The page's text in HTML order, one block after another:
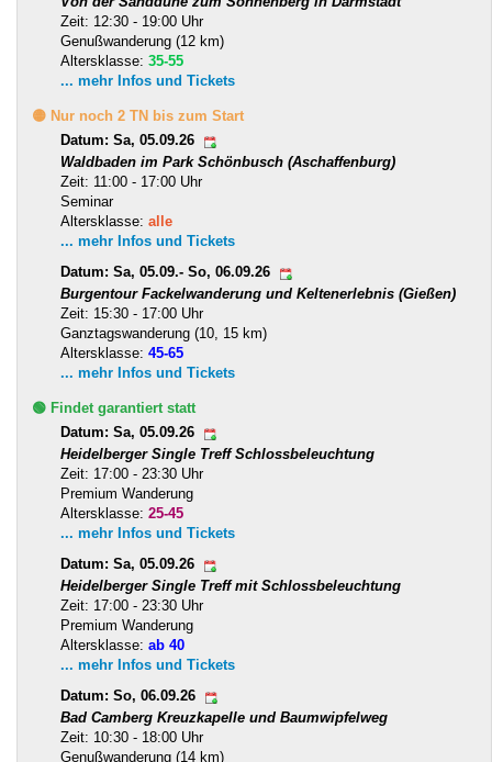
Zeit: 12:30 - 19:00 Uhr
Genußwanderung (12 km)
Altersklasse: 35-55
... mehr Infos und Tickets
🟡 Nur noch 2 TN bis zum Start
Datum: Sa, 05.09.26
Waldbaden im Park Schönbusch (Aschaffenburg)
Zeit: 11:00 - 17:00 Uhr
Seminar
Altersklasse: alle
... mehr Infos und Tickets
Datum: Sa, 05.09.- So, 06.09.26
Burgentour Fackelwanderung und Keltenerlebnis (Gießen)
Zeit: 15:30 - 17:00 Uhr
Ganztagswanderung (10, 15 km)
Altersklasse: 45-65
... mehr Infos und Tickets
🟢 Findet garantiert statt
Datum: Sa, 05.09.26
Heidelberger Single Treff Schlossbeleuchtung
Zeit: 17:00 - 23:30 Uhr
Premium Wanderung
Altersklasse: 25-45
... mehr Infos und Tickets
Datum: Sa, 05.09.26
Heidelberger Single Treff mit Schlossbeleuchtung
Zeit: 17:00 - 23:30 Uhr
Premium Wanderung
Altersklasse: ab 40
... mehr Infos und Tickets
Datum: So, 06.09.26
Bad Camberg Kreuzkapelle und Baumwipfelweg
Zeit: 10:30 - 18:00 Uhr
Genußwanderung (14 km)